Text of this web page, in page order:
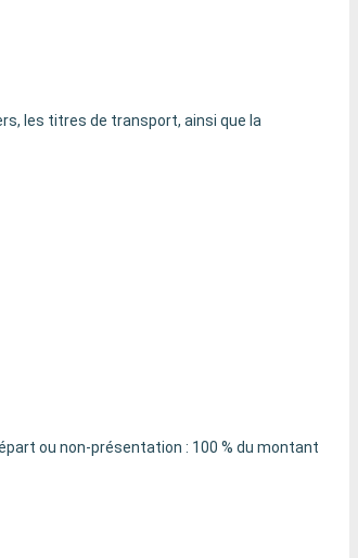
les titres de transport, ainsi que la
ou non-présentation : 100 % du montant